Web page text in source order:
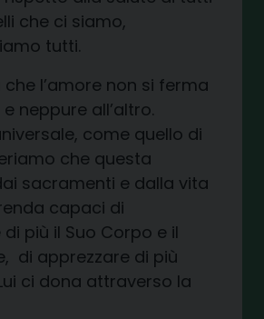
che ci siamo,
tutti.
l’amore non si ferma
neppure all’altro.
come quello di
che questa
sacramenti e dalla vita
capaci di
più il Suo Corpo e il
di apprezzare di più
ci dona attraverso la